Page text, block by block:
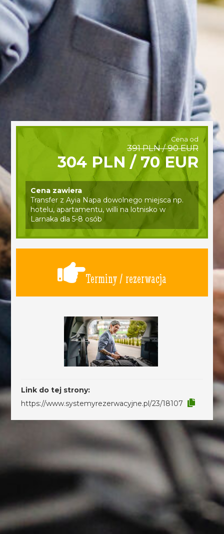
Cena od
391 PLN / 90 EUR
304 PLN / 70 EUR
Cena zawiera
Transfer z Ayia Napa dowolnego miejsca np.
hotelu, apartamentu, willi na lotnisko w
Larnaka dla 5-8 osób
Terminy / rezerwacja
Link do tej strony:
https://www.systemyrezerwacyjne.pl/23/18107